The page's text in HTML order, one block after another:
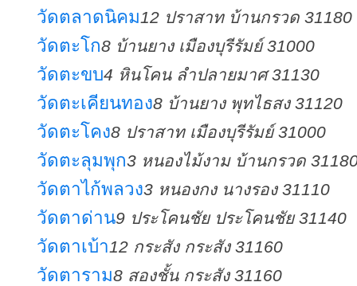
วัดตลาดนิคม12 ปราสาท บ้านกรวด 31180
วัดตะโก8 บ้านยาง เมืองบุรีรัมย์ 31000
วัดตะขบ4 หินโคน ลำปลายมาศ 31130
วัดตะเคียนทอง8 บ้านยาง พุทไธสง 31120
วัดตะโคง8 ปราสาท เมืองบุรีรัมย์ 31000
วัดตะลุมพุก3 หนองไม้งาม บ้านกรวด
วัดตาไก้พลวง3 หนองกง นางรอง 31110
วัดตาด่าน9 ประโคนชัย ประโคนชัย 31140
วัดตาเบ้า12 กระสัง กระสัง 31160
วัดตาราม8 สองชั้น กระสัง 31160